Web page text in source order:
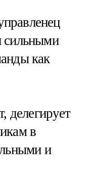
сильными
как
делегирует
в
и